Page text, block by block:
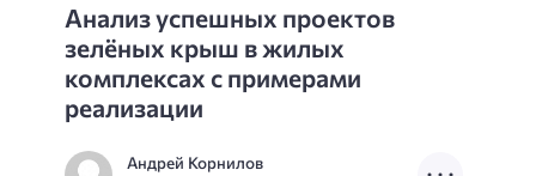
Анализ успешных проектов
зелёных крыш в жилых
комплексах с примерами
реализации
Андрей Корнилов